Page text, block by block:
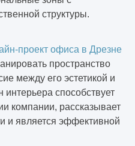
структуры.
проект офиса в Дрезне
пространство
между его эстетикой и
способствует
компании, рассказывает
и является эффективной